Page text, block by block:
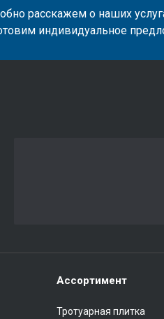
расскажем о наших
индивидуальное
Ассортимент
Тротуарная плитка